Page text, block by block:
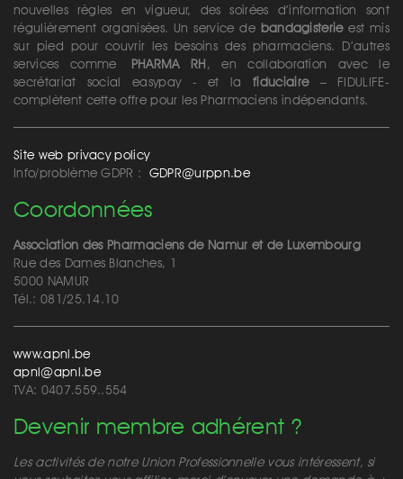
nouvelles règles en vigueur, des soirées d’information sont
régulièrement organisées. Un service de bandagisterieest mis
sur pied pour couvrir les besoins des pharmaciens. D’autres
services comme PHARMA RH, en collaboration avec le
secrétariat social easypay - et lafiduciaire– FIDULIFE-
complètent cette offre pour les Pharmaciens indépendants.
Site web privacy policy
Info/problème GDPR : GDPR@urppn.be
Coordonnées
Association des Pharmaciens de Namur et de Luxembourg
Rue des Dames Blanches, 1
5000 NAMUR
Tél.: 081/25.14.10
www.apnl.be
apnl@apnl.be
TVA: 0407.559..554
Devenir membre adhérent ?
Les activités de notre Union Professionnelle vous intéressent, si